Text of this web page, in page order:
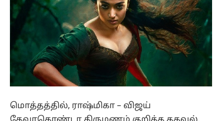
மொத்தத்தில், ராஷ்மிகா – விஜய்